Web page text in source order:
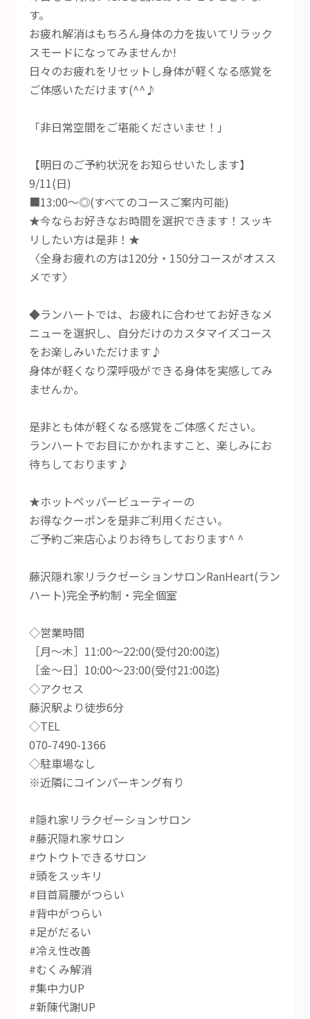
す。
お疲れ解消はもちろん身体の力を抜いてリラック
スモードになってみませんか!
日々のお疲れをリセットし身体が軽くなる感覚を
ご体感いただけます(^^♪
「非日常空間をご堪能くださいませ！」
【明日のご予約状況をお知らせいたします】
9/11(日)
■13:00～◎(すべてのコースご案内可能)
★今ならお好きなお時間を選択できます！スッキ
リしたい方は是非！★
〈全身お疲れの方は120分・150分コースがオスス
メです〉
◆ランハートでは、お疲れに合わせてお好きなメ
ニューを選択し、自分だけのカスタマイズコース
をお楽しみいただけます♪
身体が軽くなり深呼吸ができる身体を実感してみ
ませんか。
是非とも体が軽くなる感覚をご体感ください。
ランハートでお目にかかれますこと、楽しみにお
待ちしております♪
★ホットペッパービューティーの
お得なクーポンを是非ご利用ください。
ご予約ご来店心よりお待ちしております^ ^
藤沢隠れ家リラクゼーションサロンRanHeart(ラン
ハート)完全予約制・完全個室
◇営業時間
［月～木］11:00～22:00(受付20:00迄)
［金～日］10:00～23:00(受付21:00迄)
◇アクセス
藤沢駅より徒歩6分
◇TEL
070-7490-1366
◇駐車場なし
※近隣にコインパーキング有り
#隠れ家リラクゼーションサロン
#藤沢隠れ家サロン
#ウトウトできるサロン
#頭をスッキリ
#目首肩腰がつらい
#背中がつらい
#足がだるい
#冷え性改善
#むくみ解消
#集中力UP
#新陳代謝UP